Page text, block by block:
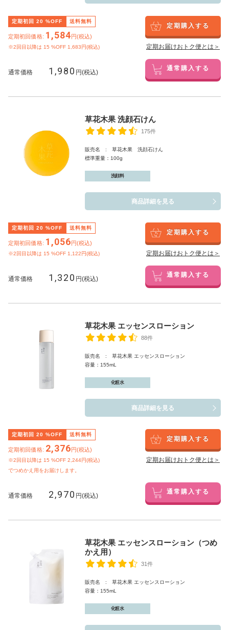
定期初回 20 %OFF 送料無料
定期初回価格: 1,584円(税込)
※2回目以降は 15 %OFF 1,683円(税込)
定期購入する
定期お届けおトク便とは＞
通常価格 1,980 円(税込) 通常購入する
草花木果 洗顔石けん
175件
販売名 : 草花木果 洗顔石けん
標準重量：100g
洗顔料
商品詳細を見る
定期初回 20 %OFF 送料無料
定期初回価格: 1,056円(税込)
※2回目以降は 15 %OFF 1,122円(税込)
定期購入する
定期お届けおトク便とは＞
通常価格 1,320 円(税込) 通常購入する
草花木果 エッセンスローション
88件
販売名 : 草花木果 エッセンスローション
容量：155mL
化粧水
商品詳細を見る
定期初回 20 %OFF 送料無料
定期初回価格: 2,376円(税込)
※2回目以降は 15 %OFF 2,244円(税込)
でつめかえ用をお届けします。
定期購入する
定期お届けおトク便とは＞
通常価格 2,970 円(税込) 通常購入する
草花木果 エッセンスローション（つめ
かえ用）
31件
販売名 : 草花木果 エッセンスローション
容量：155mL
化粧水